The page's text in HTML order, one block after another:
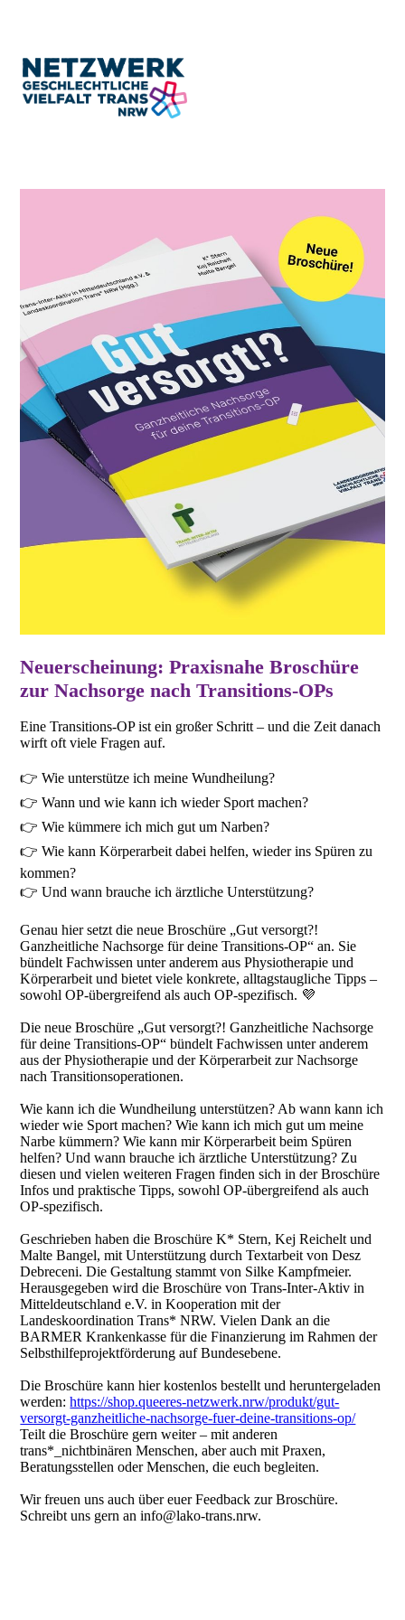
Neuerscheinung: Praxisnahe Broschüre
zur Nachsorge nach Transitions-OPs
Eine Transitions-OP ist ein großer Schritt – und die Zeit danach
wirft oft viele Fragen auf.
👉 Wie unterstütze ich meine Wundheilung?
👉 Wann und wie kann ich wieder Sport machen?
👉 Wie kümmere ich mich gut um Narben?
👉 Wie kann Körperarbeit dabei helfen, wieder ins Spüren zu
kommen?
👉 Und wann brauche ich ärztliche Unterstützung?
Genau hier setzt die neue Broschüre „Gut versorgt?!
Ganzheitliche Nachsorge für deine Transitions-OP“ an. Sie
bündelt Fachwissen unter anderem aus Physiotherapie und
Körperarbeit und bietet viele konkrete, alltagstaugliche Tipps –
sowohl OP-übergreifend als auch OP-spezifisch. 💜
Die neue Broschüre „Gut versorgt?! Ganzheitliche Nachsorge
für deine Transitions-OP“ bündelt Fachwissen unter anderem
aus der Physiotherapie und der Körperarbeit zur Nachsorge
nach Transitionsoperationen.
Wie kann ich die Wundheilung unterstützen? Ab wann kann ich
wieder wie Sport machen? Wie kann ich mich gut um meine
Narbe kümmern? Wie kann mir Körperarbeit beim Spüren
helfen? Und wann brauche ich ärztliche Unterstützung? Zu
diesen und vielen weiteren Fragen finden sich in der Broschüre
Infos und praktische Tipps, sowohl OP-übergreifend als auch
OP-spezifisch.
Geschrieben haben die Broschüre K* Stern, Kej Reichelt und
Malte Bangel, mit Unterstützung durch Textarbeit von Desz
Debreceni. Die Gestaltung stammt von Silke Kampfmeier.
Herausgegeben wird die Broschüre von Trans-Inter-Aktiv in
Mitteldeutschland e.V. in Kooperation mit der
Landeskoordination Trans* NRW. Vielen Dank an die
BARMER Krankenkasse für die Finanzierung im Rahmen der
Selbsthilfeprojektförderung auf Bundesebene.
Die Broschüre kann hier kostenlos bestellt und heruntergeladen
werden:https://shop.queeres-netzwerk.nrw/produkt/gut-
versorgt-ganzheitliche-nachsorge-fuer-deine-transitions-op/
Teilt die Broschüre gern weiter – mit anderen
trans*_nichtbinären Menschen, aber auch mit Praxen,
Beratungsstellen oder Menschen, die euch begleiten.
Wir freuen uns auch über euer Feedback zur Broschüre.
Schreibt uns gern an info@lako-trans.nrw.